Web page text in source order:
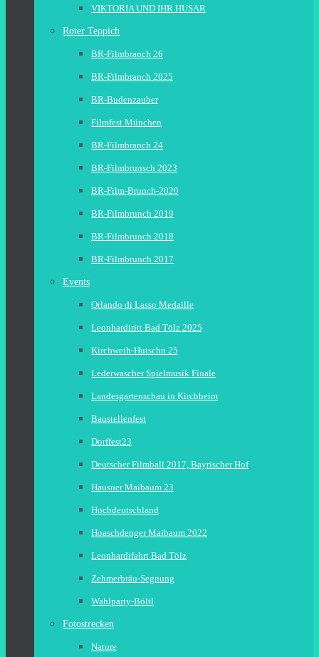
VIKTORIA UND IHR HUSAR
Roter Teppich
BR-Filmbranch 26
BR-Filmbranch 2025
BR-Budenzauber
Filmfest München
BR-Filmbranch 24
BR-Filmbrunsch 2023
BR-Film-Brunch-2020
BR-Filmbrunch 2019
BR-Filmbrunch 2018
BR-Filmbrunch 2017
Events
Orlando di Lasso Medaille
Leonhardiritt Bad Tölz 2025
Kirchweih-Hutschn 25
Lederwascher Spielmusik Finale
Landesgartenschau in Kirchheim
Baustellenfest
Dorffest23
Deutscher Filmball 2017, Bayrischer Hof
Hausner Maibaum 23
Hochdeutschland
Hoaschdenger Maibaum 2022
Leonhardifahrt Bad Tölz
Zehmerbräu-Segnung
Wahlparty-Böltl
Fotostrecken
Nature